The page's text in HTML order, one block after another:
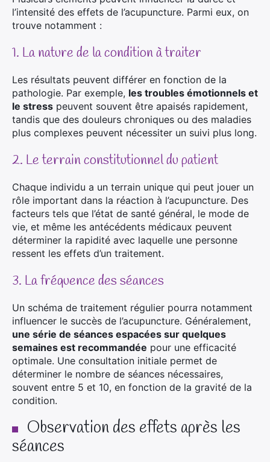
l’intensité des effets de l’acupuncture. Parmi eux, on
trouve notamment :
1. La nature de la condition à traiter
Les résultats peuvent différer en fonction de la
pathologie. Par exemple, les troubles émotionnels et
le stress peuvent souvent être apaisés rapidement,
tandis que des douleurs chroniques ou des maladies
plus complexes peuvent nécessiter un suivi plus long.
2. Le terrain constitutionnel du patient
Chaque individu a un terrain unique qui peut jouer un
rôle important dans la réaction à l’acupuncture. Des
facteurs tels que l’état de santé général, le mode de
vie, et même les antécédents médicaux peuvent
déterminer la rapidité avec laquelle une personne
ressent les effets d’un traitement.
3. La fréquence des séances
Un schéma de traitement régulier pourra notamment
influencer le succès de l’acupuncture. Généralement,
une série de séances espacées sur quelques
semaines est recommandée pour une efficacité
optimale. Une consultation initiale permet de
déterminer le nombre de séances nécessaires,
souvent entre 5 et 10, en fonction de la gravité de la
condition.
Observation des effets après les
séances